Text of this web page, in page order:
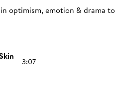
optimism, emotion & drama to
3:07